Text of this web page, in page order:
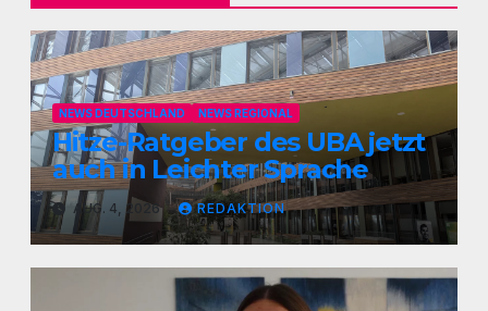
NEWS DEUTSCHLAND NEWS REGIONAL
Hitze-Ratgeber des UBA jetzt
auch in Leichter Sprache
AUG. 4, 2026 REDAKTION